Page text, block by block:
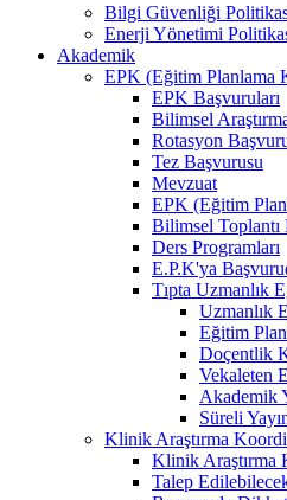
Bilgi Güvenliği
Enerji Yönetimi
Akademik
EPK (Eğitim Planlama
EPK Başvuruları
Bilimsel
Rotasyon
Tez Başvurusu
Mevzuat
EPK (Eğitim
Bilimsel Toplantı
Ders Programları
E.P.K'ya
Tıpta Uzmanlık
Uzmanlık
Eğitim
Doçentlik
Vekaleten
Akademik
Süreli
Klinik Araştırma
Klinik Araştırma
Talep